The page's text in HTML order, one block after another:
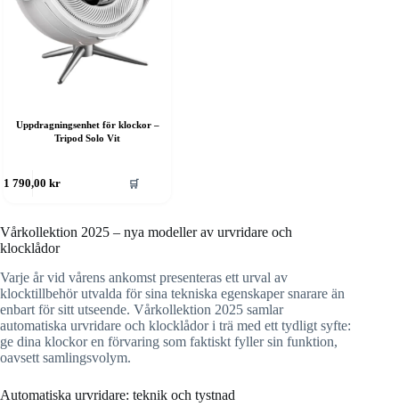
Uppdragningsenhet för klockor –
Tripod Solo Vit
1 790,00kr 🛒
Vårkollektion 2025 – nya modeller av urvridare och
klocklådor
Varje år vid vårens ankomst presenteras ett urval av
klocktillbehör utvalda för sina tekniska egenskaper snarare än
enbart för sitt utseende. Vårkollektion 2025 samlar
automatiska urvridare och klocklådor i trä med ett tydligt syfte:
ge dina klockor en förvaring som faktiskt fyller sin funktion,
oavsett samlingsvolym.
Automatiska urvridare: teknik och tystnad